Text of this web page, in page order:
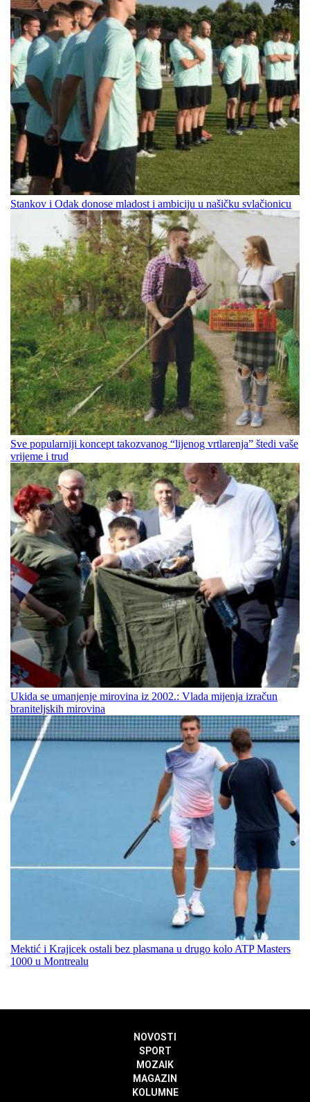
Stankov i Odak donose mladost i ambiciju u našičku svlačionicu
Sve popularniji koncept takozvanog “lijenog vrtlarenja” štedi vaše
vrijeme i trud
Ukida se umanjenje mirovina iz 2002.: Vlada mijenja izračun
braniteljskih mirovina
Mektić i Krajicek ostali bez plasmana u drugo kolo ATP Masters
1000 u Montrealu
NOVOSTI
SPORT
MOZAIK
MAGAZIN
KOLUMNE